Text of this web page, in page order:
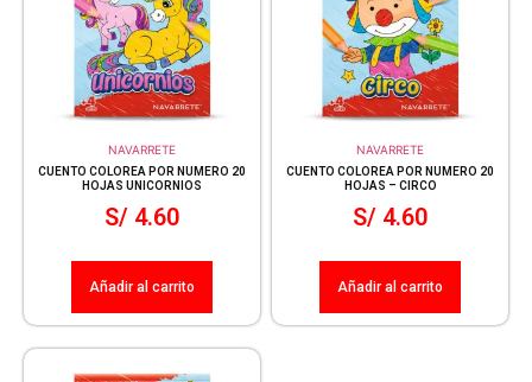
NAVARRETE
CUENTO COLOREA POR NUMERO 20
HOJAS UNICORNIOS
S/ 4.60
Añadir al carrito
NAVARRETE
CUENTO COLOREA POR NUMERO 20
HOJAS – CIRCO
S/ 4.60
Añadir al carrito